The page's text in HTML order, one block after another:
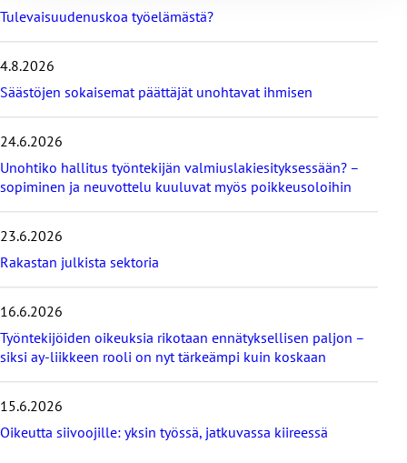
a
v
i
m
s
i
m
t
b
o
g
i
t
Tulevaisuudenuskoa työelämästä?
4.8.2026
Säästöjen sokaisemat päättäjät unohtavat ihmisen
24.6.2026
Unohtiko hallitus työntekijän valmiuslakiesityksessään? –
sopiminen ja neuvottelu kuuluvat myös poikkeusoloihin
23.6.2026
Rakastan julkista sektoria
16.6.2026
Työntekijöiden oikeuksia rikotaan ennätyksellisen paljon –
siksi ay-liikkeen rooli on nyt tärkeämpi kuin koskaan
15.6.2026
Oikeutta siivoojille: yksin työssä, jatkuvassa kiireessä